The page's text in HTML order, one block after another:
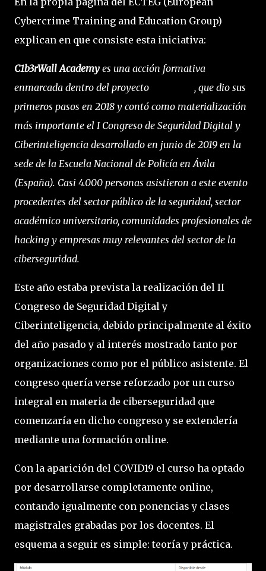
Cybercrime Training and Education Group)
explican en que consiste esta iniciativa:
C1b3rWall Academy es una acción formativa
enmarcada dentro del proyecto
, que dio sus
primeros pasos en 2018 y contó como materialización
más importante el I Congreso de Seguridad Digital y
Ciberinteligencia desarrollado en junio de 2019 en la
sede de la Escuela Nacional de Policía en Ávila
(España). Casi 4.000 personas asistieron a este evento
procedentes del sector público de la seguridad, sector
académico universitario, comunidades profesionales de
hacking y empresas muy relevantes del sector de la
ciberseguridad.
Este año estaba prevista la realización del II
Congreso de Seguridad Digital y
Ciberinteligencia, debido principalmente al éxito
del año pasado y al interés mostrado tanto por
organizaciones como por el público asistente. El
congreso quería verse reforzado por un curso
integral en materia de ciberseguridad que
comenzaría en dicho congreso y se extendería
mediante una formación online.
Con la aparición del COVID19 el curso ha optado
por desarrollarse completamente online,
contando igualmente con ponencias y clases
magistrales grabadas por los docentes. El
esquema a seguir es simple: teoría y práctica.